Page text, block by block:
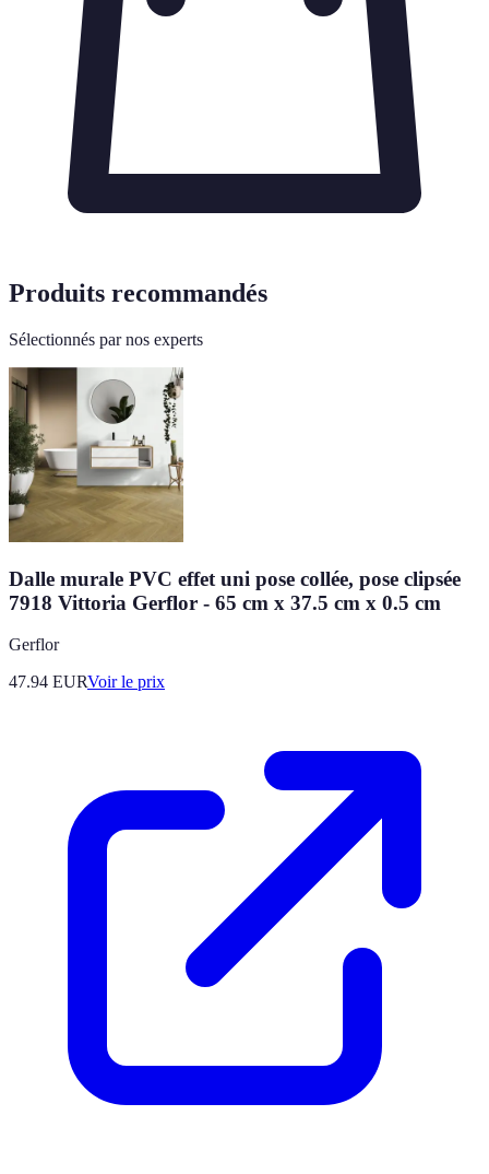
Produits recommandés
Sélectionnés par nos experts
Dalle murale PVC effet uni pose collée, pose clipsée
7918 Vittoria Gerflor - 65 cm x 37.5 cm x 0.5 cm
Gerflor
47.94 EURVoir le prix